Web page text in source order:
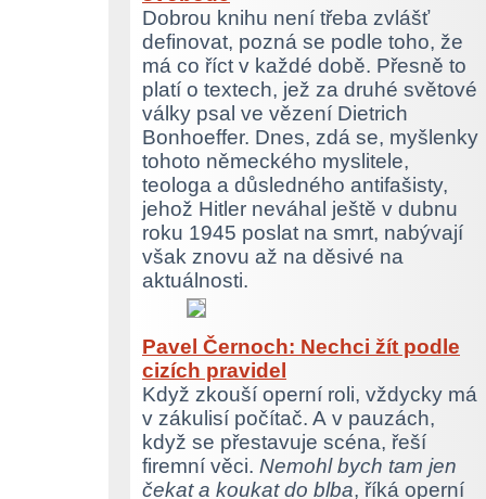
Dobrou knihu není třeba zvlášť
definovat, pozná se podle toho, že
má co říct v každé době. Přesně to
platí o textech, jež za druhé světové
války psal ve vězení Dietrich
Bonhoeffer. Dnes, zdá se, myšlenky
tohoto německého myslitele,
teologa a důsledného antifašisty,
jehož Hitler neváhal ještě v dubnu
roku 1945 poslat na smrt, nabývají
však znovu až na děsivé na
aktuálnosti.
Pavel Černoch: Nechci žít podle
cizích pravidel
Když zkouší operní roli, vždycky má
v zákulisí počítač. A v pauzách,
když se přestavuje scéna, řeší
firemní věci. Nemohl bych tam jen
čekat a koukat do blba, říká operní